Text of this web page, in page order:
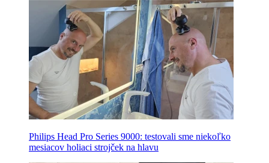
Philips Head Pro Series 9000: testovali sme niekoľko
mesiacov holiaci strojček na hlavu